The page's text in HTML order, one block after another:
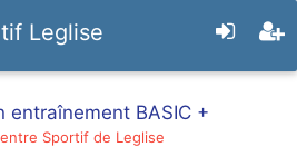
Leglise
entraînement BASIC +
Sportif de Leglise